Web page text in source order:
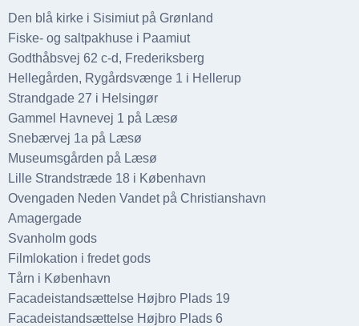
Den blå kirke i Sisimiut på Grønland
Fiske- og saltpakhuse i Paamiut
Godthåbsvej 62 c-d, Frederiksberg
Hellegården, Rygårdsvænge 1 i Hellerup
Strandgade 27 i Helsingør
Gammel Havnevej 1 på Læsø
Snebærvej 1a på Læsø
Museumsgården på Læsø
Lille Strandstræde 18 i København
Ovengaden Neden Vandet på Christianshavn
Amagergade
Svanholm gods
Filmlokation i fredet gods
Tårn i København
Facadeistandsættelse Højbro Plads 19
Facadeistandsættelse Højbro Plads 6